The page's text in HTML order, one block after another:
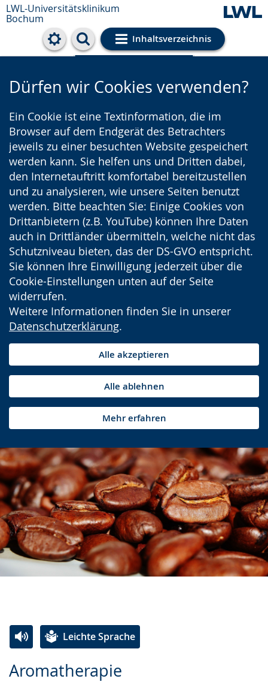
LWL-Universitätsklinikum
Bochum
Inhaltsverzeichnis
Cookie-Einstellungen
Dürfen wir Cookies verwenden?
Ein Cookie ist eine Textinformation, die im
Browser auf dem Endgerät des Betrachters
jeweils zu einer besuchten Website gespeichert
werden kann. Sie helfen uns und Dritten dabei,
den Internetauftritt komfortabel bereitzustellen
und zu analysieren, wie unsere Seiten benutzt
werden. Bitte beachten Sie: Einige Cookies von
Drittanbietern (z.B. YouTube) können Ihre Daten
auch in Drittländer übermitteln, welche nicht das
Schutzniveau bieten, das der DS-GVO entspricht.
Sie können Ihre Einwilligung jederzeit über die
Cookie-Einstellungen unten auf der Seite
widerrufen.
Weitere Informationen finden Sie in unserer
Datenschutzerklärung.
Alle akzeptieren
Alle ablehnen
Mehr erfahren
Aromatherapie
Leichte Sprache
Leichten
Audio-
Video